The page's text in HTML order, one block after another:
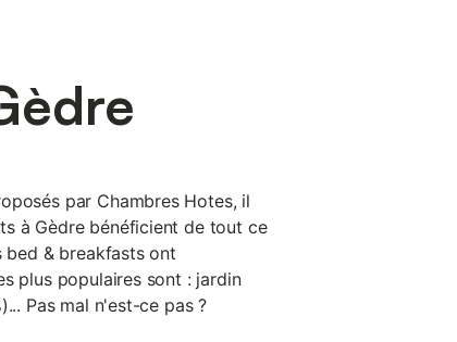
par Chambres Hotes, il
à Gèdre bénéficient de tout ce
bed & breakfasts ont
plus populaires sont : jardin
Pas mal n'est-ce pas ?